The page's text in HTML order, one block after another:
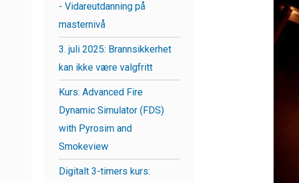
- Vidareutdanning på
masternivå
3. juli 2025: Brannsikkerhet
kan ikke være valgfritt
Kurs: Advanced Fire
Dynamic Simulator (FDS)
with Pyrosim and
Smokeview
Digitalt 3-timers kurs: